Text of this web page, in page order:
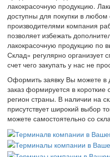
лакокрасочную продукцию.
доступны для покупки в
производителями компания
позволяет избежать
лакокрасочную продукцию по
Склад» регулярно организует
счет чего закупать у нас не
Оформить заявку Вы можете
заказ формируется в
регион страны. В наличии на
присутствует широкий выбор
можете самостоятельно со